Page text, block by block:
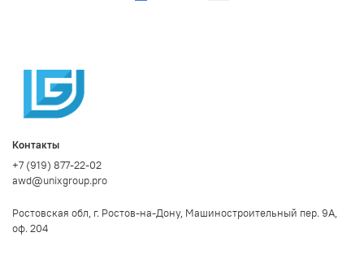
Контакты
+7 (919) 877-22-02
awd@unixgroup.pro
Ростовская обл, г. Ростов-на-Дону, Машиностроительный пер. 9А,
оф. 204